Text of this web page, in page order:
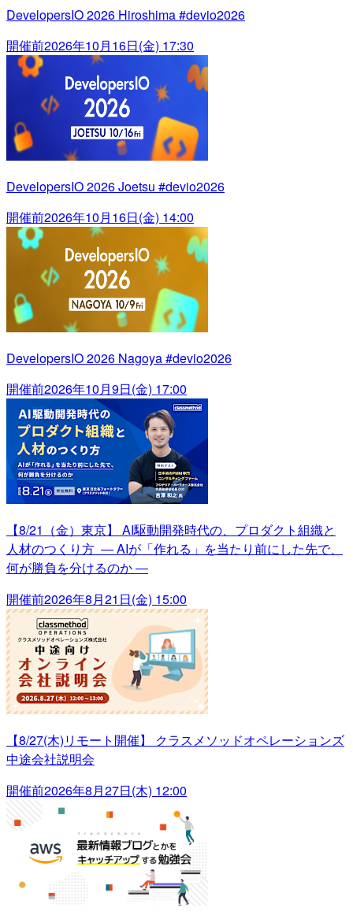
DevelopersIO 2026 Hiroshima #devio2026
開催前2026年10月16日(金) 17:30
DevelopersIO 2026 Joetsu #devio2026
開催前2026年10月16日(金) 14:00
DevelopersIO 2026 Nagoya #devio2026
開催前2026年10月9日(金) 17:00
【8/21（金）東京】 AI駆動開発時代の、プロダクト組織と
人材のつくり方 ― AIが「作れる」を当たり前にした先で、
何が勝負を分けるのか ―
開催前2026年8月21日(金) 15:00
【8/27(木)リモート開催】 クラスメソッドオペレーションズ
中途会社説明会
開催前2026年8月27日(木) 12:00